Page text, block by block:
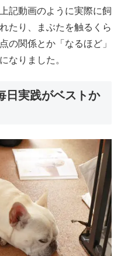
記動画のように実際に飼
たり、まぶたを触るくら
の関係とか「なるほど」
なりました。
日実践がベストか